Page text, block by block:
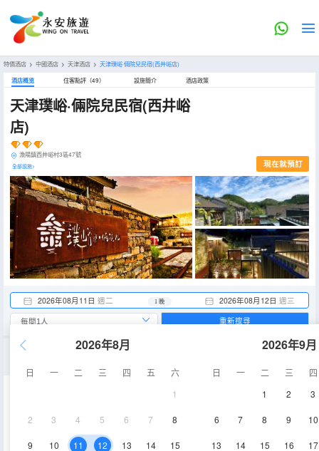
特價酒店 > 中國酒店 > 天津酒店 > 天津璞峪·倆院兒民宿(西井峪店)
酒店概览 住客點評（49） 設施簡介 酒店政策
天津璞峪·倆院兒民宿(西井峪
店)
漁陽鎮西井峪村3區47號
全部設施> 現在就預訂
2026年08月11日 週二 2026年08月12日 週三
1 晚
2026年8月
日 一 二 三 四 五
六
1
2 3 4 5 6 7 8
9 10 11 12 13 14 15
2026年9月
日 一 二 三
四
1
2 3
6 7 8 9 10
13 14 15 16 17
重新搜尋
30-35㎡ 空調